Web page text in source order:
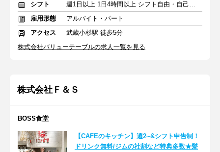
シフト
週1日以上 1日4時間以上 シフト自由・自己申告
雇用形態
アルバイト・パート
アクセス
武蔵小杉駅 徒歩5分
株式会社バリューテーブルの求人一覧を見る
株式会社Ｆ＆Ｓ
BOSS食堂
【CAFEのキッチン】週2~&シフト申告制！
ドリンク無料/ジムの社割など特典多数★髪